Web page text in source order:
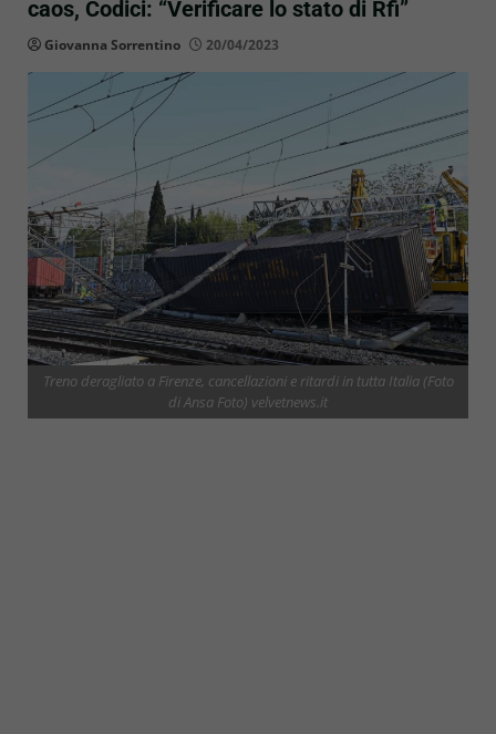
caos, Codici: “Verificare lo stato di Rfi”
Giovanna Sorrentino 20/04/2023
Treno deragliato a Firenze, cancellazioni e ritardi in tutta Italia (Foto
di Ansa Foto) velvetnews.it